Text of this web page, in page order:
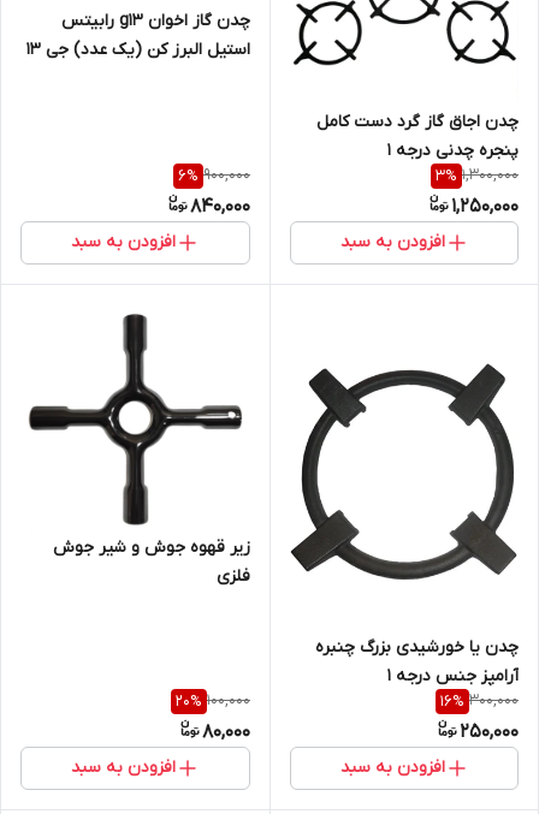
چدن اجاق گاز گرد دست کامل
پنجره چدنی درجه 1
1,300,000
3%
1,250,000
افزودن به سبد
چدن گاز اخوان g13 رابیتس
استیل البرز کن (یک عدد) جی ۱۳
900,000
6%
840,000
افزودن به سبد
چدن یا خورشیدی بزرگ چنبره
آرامپز جنس درجه 1
300,000
16%
250,000
افزودن به سبد
زیر قهوه جوش و شیر جوش
فلزی
100,000
20%
80,000
افزودن به سبد